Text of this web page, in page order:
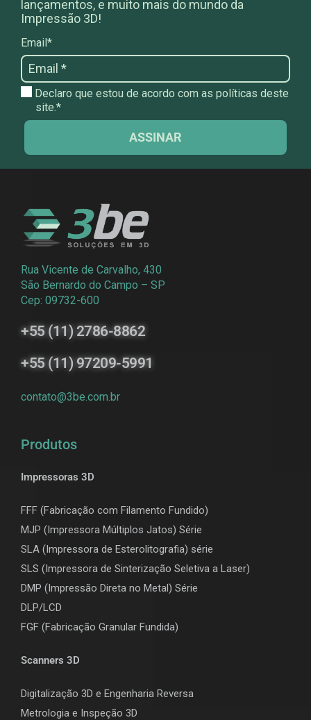
lançamentos, e muito mais do mundo da
Impressão 3D!
Email*
Declaro que estou de acordo com as políticas deste
site.*
ASSINAR
Rua Vicente de Carvalho, 430
São Bernardo do Campo – SP
Cep: 09732-600
+55 (11) 2786-8862
+55 (11) 97209-5991
contato@3be.com.br
Produtos
Impressoras 3D
FFF (Fabricação com Filamento Fundido)
MJP (Impressora Múltiplos Jatos) Série
SLA (Impressora de Esterolitografia) série
SLS (Impressora de Sinterização Seletiva a Laser)
DMP (Impressão Direta no Metal) Série
DLP/LCD
FGF (Fabricação Granular Fundida)
Scanners 3D
Digitalização 3D e Engenharia Reversa
Metrologia e Inspeção 3D